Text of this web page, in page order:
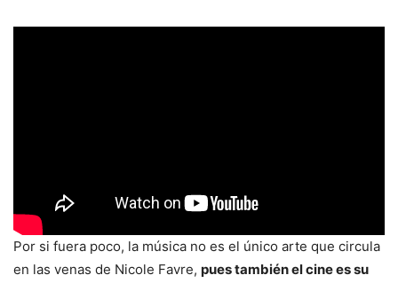
Por si fuera poco, la música no es el único arte que circula
en las venas de Nicole Favre, pues también el cine es su